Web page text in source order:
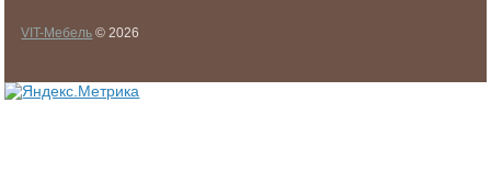
VIT-Мебель © 2026